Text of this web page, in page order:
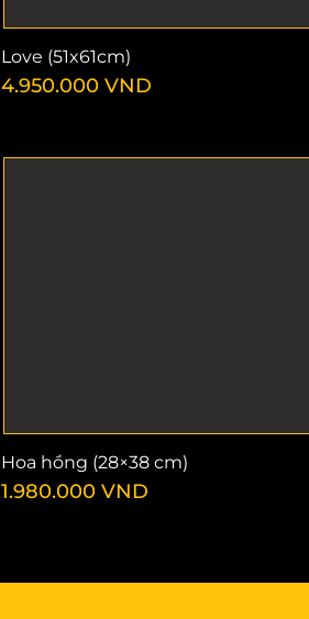
Love (51x61cm)
4.950.000 VND
Hoa hồng (28×38 cm)
1.980.000 VND